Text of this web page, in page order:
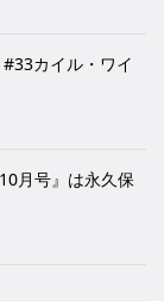
カイル・ワイ
月号』は永久保